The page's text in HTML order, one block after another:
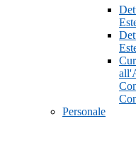
Personale